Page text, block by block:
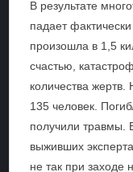
В результате
падает
произошла в 1,5
счастью,
количества
135 человек.
получили травмы.
выживших
не так при заходе